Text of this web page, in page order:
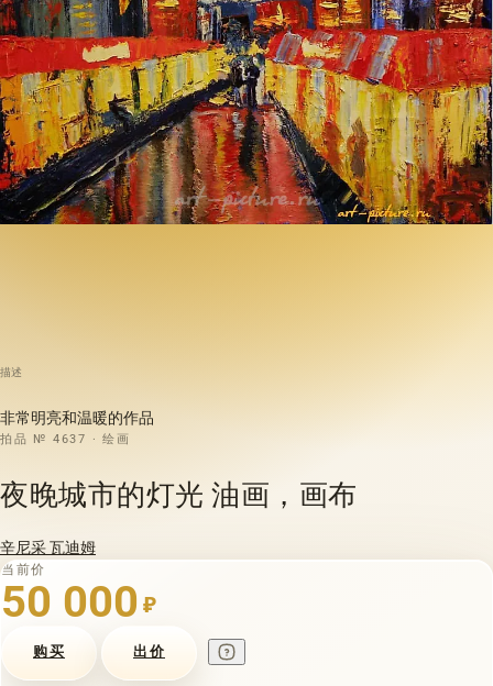
描述
非常明亮和温暖的作品
拍品 № 4637 · 绘画
夜晚城市的灯光 油画，画布
辛尼采 瓦迪姆
当前价
50 000 ₽
购买 出价